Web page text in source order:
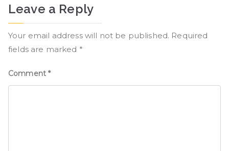
Leave a Reply
Your email address will not be published. Required
fields are marked *
Comment*